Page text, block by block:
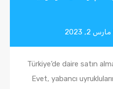
مارس 2, 2023
Türkiye’de daire satın
Evet, yabancı